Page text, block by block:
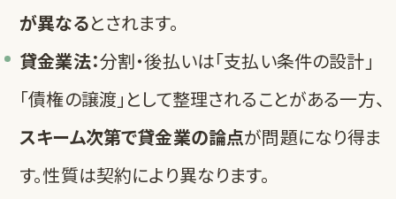
が異なるとされます。
貸金業法：分割・後払いは「支払い条件の設計」
「債権の譲渡」として整理されることがある一方、
スキーム次第で貸金業の論点が問題になり得ま
す。性質は契約により異なります。